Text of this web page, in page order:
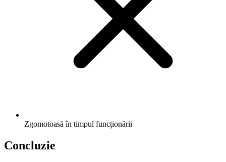
Zgomotoasă în timpul funcționării
Concluzie